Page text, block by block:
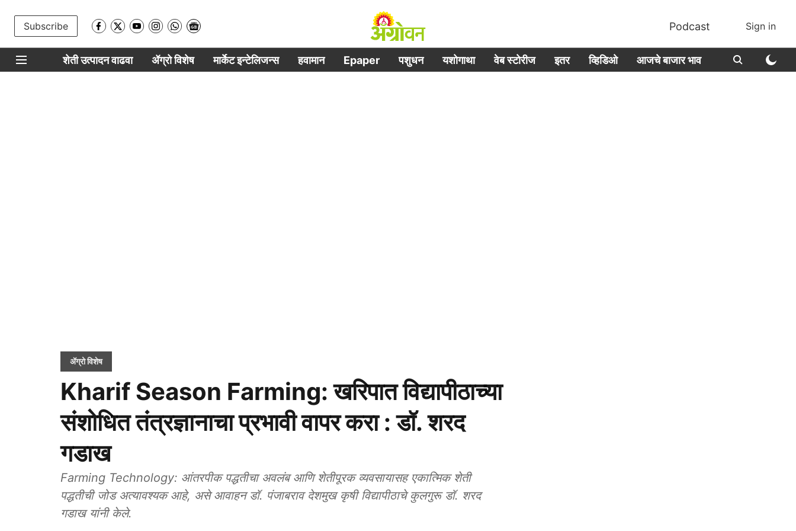
Subscribe Podcast Sign in
शेती उत्पादन वाढवा ॲग्रो विशेष मार्केट इन्टेलिजन्स हवामान Epaper पशुधन यशोगाथा वेब स्टोरीज इतर व्हिडिओ आजचे बाजार भाव
ॲग्रो विशेष
Kharif Season Farming: खरिपात विद्यापीठाच्या
संशोधित तंत्रज्ञानाचा प्रभावी वापर करा : डॉ. शरद
गडाख
Farming Technology: आंतरपीक पद्धतीचा अवलंब आणि शेतीपूरक व्यवसायासह एकात्मिक शेती
पद्धतीची जोड अत्यावश्यक आहे, असे आवाहन डॉ. पंजाबराव देशमुख कृषी विद्यापीठाचे कुलगुरू डॉ. शरद
गडाख यांनी केले.